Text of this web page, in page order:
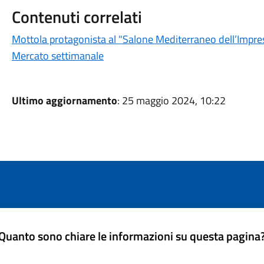
Contenuti correlati
Mottola protagonista al "Salone Mediterraneo
Mercato settimanale
Ultimo aggiornamento: 25 maggio 2024, 10:22
sono chiare le informazioni su questa